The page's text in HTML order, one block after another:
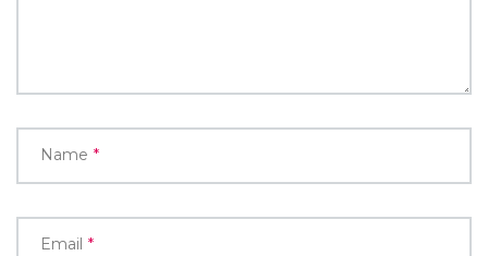
Name *
Email *